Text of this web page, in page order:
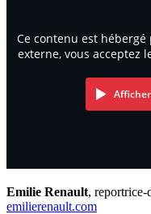
Ce contenu est
externe, vous acceptez
Afficher
Emilie Renault, reportrice-
emilierenault.com